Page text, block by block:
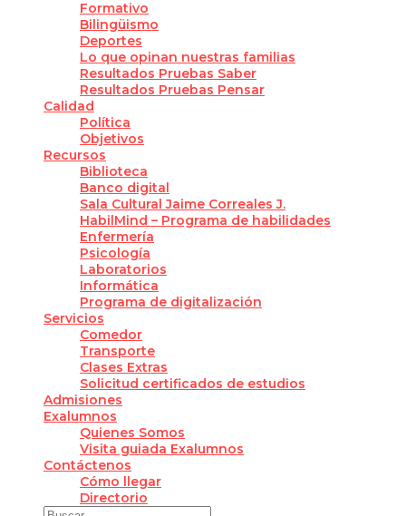
Formativo
Bilingüismo
Deportes
Lo que opinan nuestras familias
Resultados Pruebas Saber
Resultados Pruebas Pensar
Calidad
Política
Objetivos
Recursos
Biblioteca
Banco digital
Sala Cultural Jaime Correales J.
HabilMind – Programa de habilidades
Enfermería
Psicología
Laboratorios
Informática
Programa de digitalización
Servicios
Comedor
Transporte
Clases Extras
Solicitud certificados de estudios
Admisiones
Exalumnos
Quienes Somos
Visita guiada Exalumnos
Contáctenos
Cómo llegar
Directorio